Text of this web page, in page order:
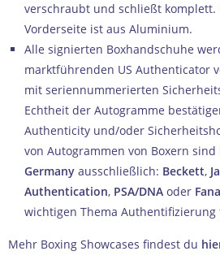
verschraubt und schließt komplett.
Vorderseite ist aus Aluminium.
Alle signierten Boxhandschuhe
marktführenden US Authenticator
mit seriennummerierten
Echtheit der Autogramme
Authenticity und/oder
von Autogrammen von Boxern sind
Germany ausschließlich: Beckett,
Authentication, PSA/DNA oder
wichtigen Thema
Mehr Boxing Showcases findest du